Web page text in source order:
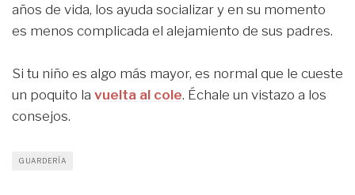
años de vida, los ayuda socializar y en su momento
es menos complicada el alejamiento de sus padres.
Si tu niño es algo más mayor, es normal que le cueste
un poquito la vuelta al cole. Échale un vistazo a los
consejos.
GUARDERÍA